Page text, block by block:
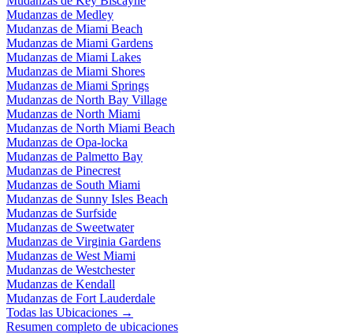
Mudanzas de Medley
Mudanzas de Miami Beach
Mudanzas de Miami Gardens
Mudanzas de Miami Lakes
Mudanzas de Miami Shores
Mudanzas de Miami Springs
Mudanzas de North Bay Village
Mudanzas de North Miami
Mudanzas de North Miami Beach
Mudanzas de Opa-locka
Mudanzas de Palmetto Bay
Mudanzas de Pinecrest
Mudanzas de South Miami
Mudanzas de Sunny Isles Beach
Mudanzas de Surfside
Mudanzas de Sweetwater
Mudanzas de Virginia Gardens
Mudanzas de West Miami
Mudanzas de Westchester
Mudanzas de Kendall
Mudanzas de Fort Lauderdale
Todas las Ubicaciones →
Resumen completo de ubicaciones